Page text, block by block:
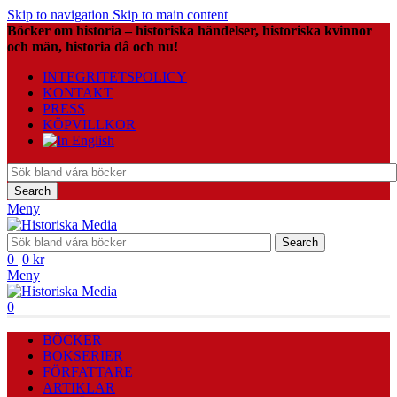
Skip to navigation Skip to main content
Böcker om historia – historiska händelser, historiska kvinnor
och män, historia då och nu!
INTEGRITETSPOLICY
KONTAKT
PRESS
KÖPVILLKOR
Search
Meny
Search
0 0 kr
Meny
0
BÖCKER
BOKSERIER
FÖRFATTARE
ARTIKLAR